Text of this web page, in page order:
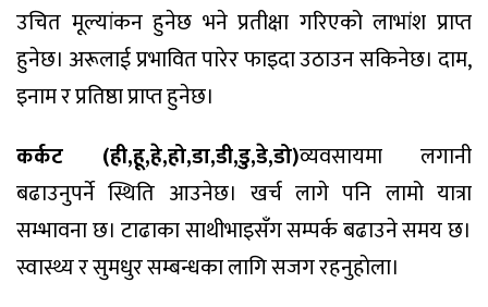
उचित मूल्यांकन हुनेछ भने प्रतीक्षा गरिएको लाभांश प्राप्त
हुनेछ। अरूलाई प्रभावित पारेर फाइदा उठाउन सकिनेछ। दाम,
इनाम र प्रतिष्ठा प्राप्त हुनेछ।
कर्कट (ही,हू,हे,हो,डा,डी,डु,डे,डो)व्यवसायमा लगानी
बढाउनुपर्ने स्थिति आउनेछ। खर्च लागे पनि लामो यात्रा
सम्भावना छ। टाढाका साथीभाइसँग सम्पर्क बढाउने समय छ।
स्वास्थ्य र सुमधुर सम्बन्धका लागि सजग रहनुहाेला।